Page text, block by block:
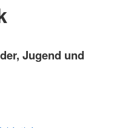
Jugend und